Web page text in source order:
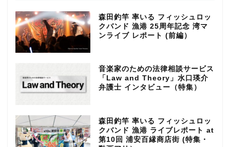
森田釣竿 率いる フィッシュロッ
クバンド 漁港 25周年記念 湾マ
ンライブ レポート (前編）
音楽家のための法律相談サービス
「Law and Theory」水口瑛介
弁護士 インタビュー（特集）
森田釣竿 率いる フィッシュロッ
クバンド 漁港 ライブレポート at
第10回 浦安百縁商店街 (特集・